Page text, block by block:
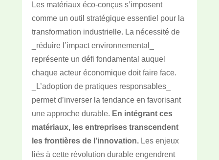
Les matériaux éco-conçus s’imposent
comme un outil stratégique essentiel pour la
transformation industrielle. La nécessité de
_réduire l’impact environnemental_
représente un défi fondamental auquel
chaque acteur économique doit faire face.
_L’adoption de pratiques responsables_
permet d’inverser la tendance en favorisant
une approche durable. En intégrant ces
matériaux, les entreprises transcendent
les frontières de l’innovation.Les enjeux
liés à cette révolution durable engendrent